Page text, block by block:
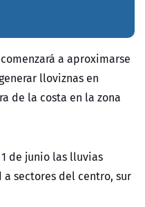
a aproximarse
lloviznas en
de la costa en la zona
de junio las lluvias
sectores del centro, sur